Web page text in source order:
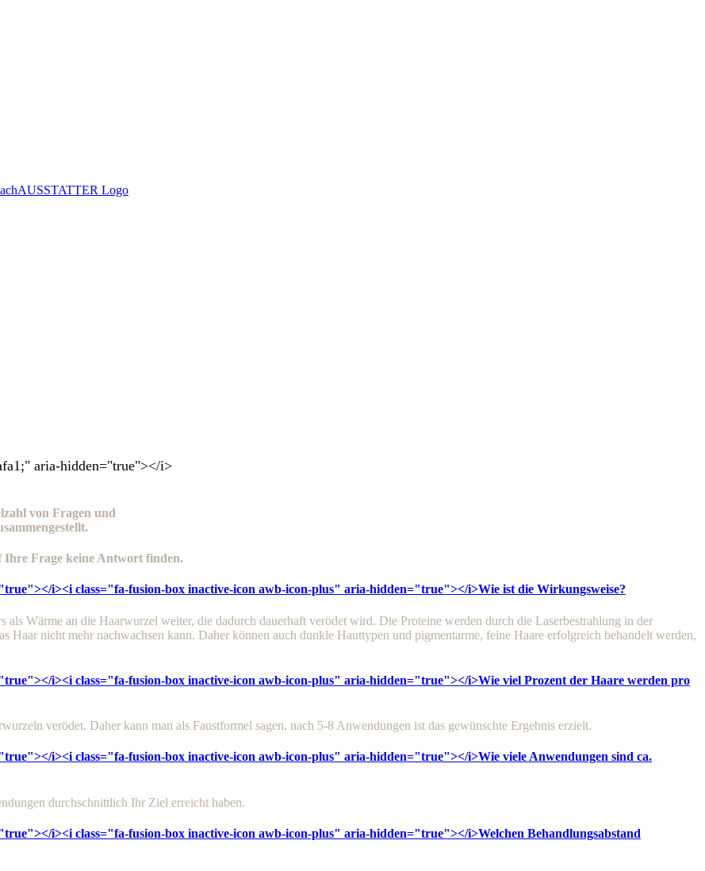
aria-hidden="true"></i>
von Fragen und
Ihre Frage keine Antwort finden.
i><i class="fa-fusion-box inactive-icon awb-icon-plus" aria-hidden="true"></i>Wie ist die Wirkungsweise?
Wärme an die Haarwurzel weiter, die dadurch dauerhaft verödet wird. Die Proteine werden durch die Laserbestrahlung in der
Haar nicht mehr nachwachsen kann. Daher können auch dunkle Hauttypen und pigmentarme, feine Haare erfolgreich behandelt werden,
i><i class="fa-fusion-box inactive-icon awb-icon-plus" aria-hidden="true"></i>Wie viel Prozent der Haare werden pro
verödet. Daher kann man als Faustformel sagen, nach 5-8 Anwendungen ist das gewünschte Ergebnis erzielt.
i><i class="fa-fusion-box inactive-icon awb-icon-plus" aria-hidden="true"></i>Wie viele Anwendungen sind ca.
durchschnittlich Ihr Ziel erreicht haben.
i><i class="fa-fusion-box inactive-icon awb-icon-plus" aria-hidden="true"></i>Welchen Behandlungsabstand